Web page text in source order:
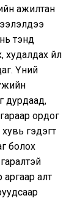
ажилтан
тэнд
үйл
Үүний
дурдаад,
ордог
гэдэгт
болох
алт